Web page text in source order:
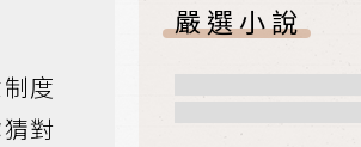
度
對
嚴選小說